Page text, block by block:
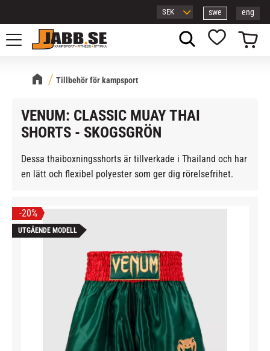
Meny
swe eng
Favoriter
Kundvagn
Tillbehör för kampsport
VENUM: CLASSIC MUAY THAI
SHORTS - SKOGSGRÖN
Dessa thaiboxningsshorts är tillverkade i Thailand och har
en lätt och flexibel polyester som ger dig rörelsefrihet.
20%
UTGÅENDE MODELL